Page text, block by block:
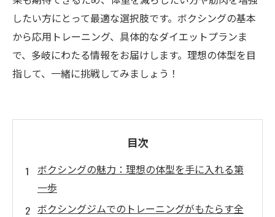
したい方にとって最適な選択肢です。ボクシングの基本
から応用トレーニング、具体的なダイエットプランま
で、多岐にわたる情報をお届けします。理想の体型を目
指して、一緒に挑戦してみましょう！
目次
ボクシングの魅力：理想の体型を手に入れる第
一歩
ボクシングジムでのトレーニングがもたらす全